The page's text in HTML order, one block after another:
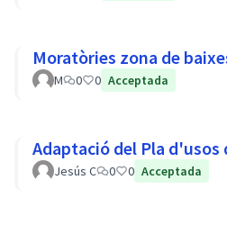
Moratòries zona de
M 0 0 Acceptada
Adaptació del Pla d'usos
Jesús C 0 0 Acceptada